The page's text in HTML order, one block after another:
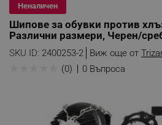
Неналичен
Шипове за обувки против
Различни размери, Черен/
SKU ID: 2400253-2 Виж още от
(0) 0 Въпроса